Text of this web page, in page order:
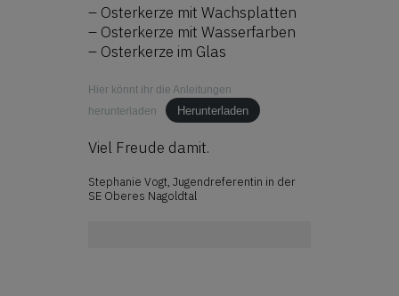
– Osterkerze mit Wachsplatten
– Osterkerze mit Wasserfarben
– Osterkerze im Glas
Hier könnt ihr die Anleitungen
herunterladen
Herunterladen
Viel Freude damit.
Stephanie Vogt, Jugendreferentin in der
SE Oberes Nagoldtal